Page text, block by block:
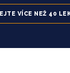
VÍCE NEŽ 40